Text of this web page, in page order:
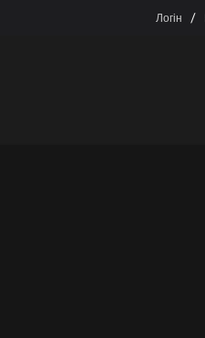
Логін /